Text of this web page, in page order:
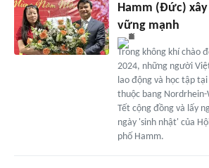
Hamm (Đức)
vững mạnh
Trong không khí chào
2024, những người
lao động và học tập
thuộc bang
Tết cộng đồng và lấy
ngày 'sinh nhật' của
phố Hamm.